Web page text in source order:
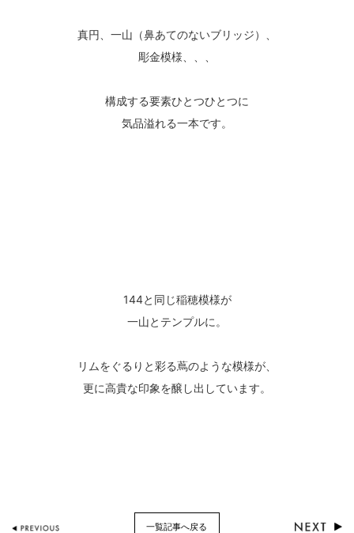
真円、一山（鼻あてのないブリッジ）、
彫金模様、、、
構成する要素ひとつひとつに
気品溢れる一本です。
144と同じ稲穂模様が
一山とテンプルに。
リムをぐるりと彩る蔦のような模様が、
更に高貴な印象を醸し出しています。
一覧記事へ戻る